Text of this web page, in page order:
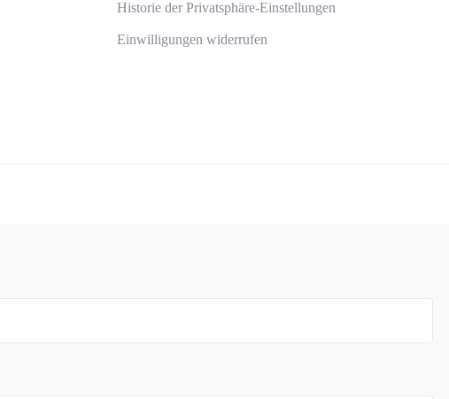
Historie der Privatsphäre-Einstellungen
Einwilligungen widerrufen